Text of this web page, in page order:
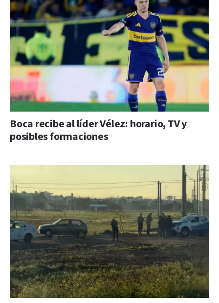
Boca recibe al líder Vélez: horario, TV y
posibles formaciones